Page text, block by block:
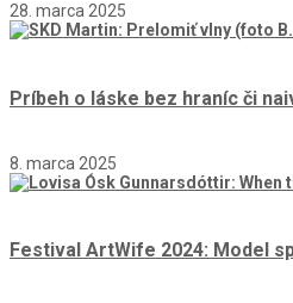
28. marca 2025
Príbeh o láske bez hraníc či
8. marca 2025
Festival ArtWife 2024: Model